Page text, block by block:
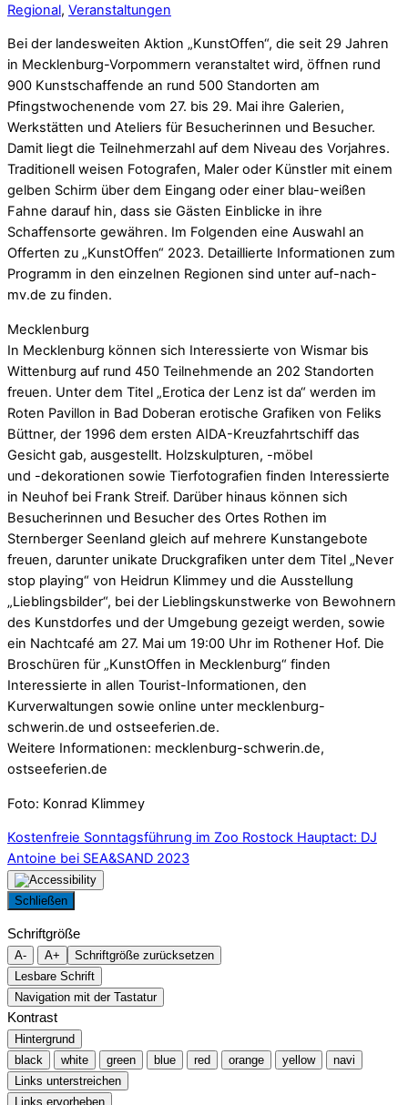
Regional, Veranstaltungen
Bei der landesweiten Aktion „KunstOffen“, die seit 29 Jahren
in Mecklenburg-Vorpommern veranstaltet wird, öffnen rund
900 Kunstschaffende an rund 500 Standorten am
Pfingstwochenende vom 27. bis 29. Mai ihre Galerien,
Werkstätten und Ateliers für Besucherinnen und Besucher.
Damit liegt die Teilnehmerzahl auf dem Niveau des Vorjahres.
Traditionell weisen Fotografen, Maler oder Künstler mit einem
gelben Schirm über dem Eingang oder einer blau-weißen
Fahne darauf hin, dass sie Gästen Einblicke in ihre
Schaffensorte gewähren. Im Folgenden eine Auswahl an
Offerten zu „KunstOffen“ 2023. Detaillierte Informationen zum
Programm in den einzelnen Regionen sind unter auf-nach-
mv.de zu finden.
Mecklenburg
In Mecklenburg können sich Interessierte von Wismar bis
Wittenburg auf rund 450 Teilnehmende an 202 Standorten
freuen. Unter dem Titel „Erotica der Lenz ist da“ werden im
Roten Pavillon in Bad Doberan erotische Grafiken von Feliks
Büttner, der 1996 dem ersten AIDA-Kreuzfahrtschiff das
Gesicht gab, ausgestellt. Holzskulpturen, -möbel
und -dekorationen sowie Tierfotografien finden Interessierte
in Neuhof bei Frank Streif. Darüber hinaus können sich
Besucherinnen und Besucher des Ortes Rothen im
Sternberger Seenland gleich auf mehrere Kunstangebote
freuen, darunter unikate Druckgrafiken unter dem Titel „Never
stop playing“ von Heidrun Klimmey und die Ausstellung
„Lieblingsbilder“, bei der Lieblingskunstwerke von Bewohnern
des Kunstdorfes und der Umgebung gezeigt werden, sowie
ein Nachtcafé am 27. Mai um 19:00 Uhr im Rothener Hof. Die
Broschüren für „KunstOffen in Mecklenburg“ finden
Interessierte in allen Tourist-Informationen, den
Kurverwaltungen sowie online unter mecklenburg-
schwerin.de und ostseeferien.de.
Weitere Informationen: mecklenburg-schwerin.de,
ostseeferien.de
Foto: Konrad Klimmey
Kostenfreie Sonntagsführung im Zoo Rostock Hauptact: DJ
Antoine bei SEA&SAND 2023
Schließen
Schriftgröße
A- A+
Schriftgröße zurücksetzen
Lesbare Schrift
Navigation mit der Tastatur
Kontrast
Hintergrund
black
white green blue red orange yellow
navi
Links unterstreichen
Links ervorheben